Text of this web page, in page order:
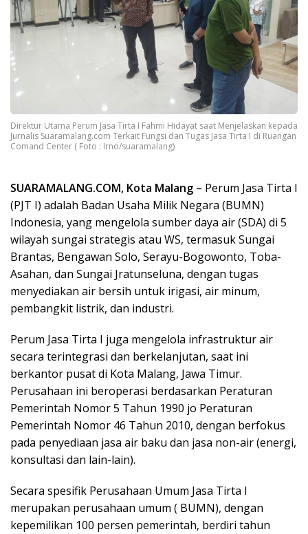
Direktur Utama Perum Jasa Tirta I Fahmi Hidayat saat Menjelaskan kepada
Jurnalis Suaramalang.com Terkait Fungsi dan Tugas Jasa Tirta I di Ruangan
Comand Center ( Foto : Irno/suaramalang)
SUARAMALANG.COM, Kota Malang – Perum Jasa Tirta I
(PJT I) adalah Badan Usaha Milik Negara (BUMN)
Indonesia, yang mengelola sumber daya air (SDA) di 5
wilayah sungai strategis atau WS, termasuk Sungai
Brantas, Bengawan Solo, Serayu-Bogowonto, Toba-
Asahan, dan Sungai Jratunseluna, dengan tugas
menyediakan air bersih untuk irigasi, air minum,
pembangkit listrik, dan industri.
Perum Jasa Tirta I juga mengelola infrastruktur air
secara terintegrasi dan berkelanjutan, saat ini
berkantor pusat di Kota Malang, Jawa Timur.
Perusahaan ini beroperasi berdasarkan Peraturan
Pemerintah Nomor 5 Tahun 1990 jo Peraturan
Pemerintah Nomor 46 Tahun 2010, dengan berfokus
pada penyediaan jasa air baku dan jasa non-air (energi,
konsultasi dan lain-lain).
Secara spesifik Perusahaan Umum Jasa Tirta I
merupakan perusahaan umum ( BUMN), dengan
kepemilikan 100 persen pemerintah, berdiri tahun